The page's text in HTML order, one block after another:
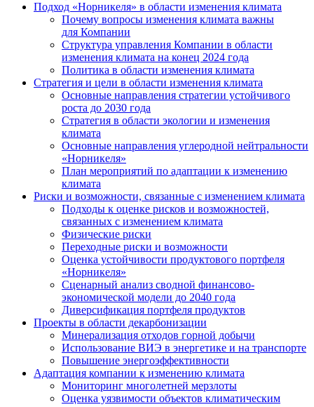
Подход «Норникеля» в области изменения климата
Почему вопросы изменения климата важны
для Компании
Структура управления Компании в области
изменения климата на конец 2024 года
Политика в области изменения климата
Стратегия и цели в области изменения климата
Основные направления стратегии устойчивого
роста до 2030 года
Стратегия в области экологии и изменения
климата
Основные направления углеродной нейтральности
«Норникеля»
План мероприятий по адаптации к изменению
климата
Риски и возможности, связанные с изменением климата
Подходы к оценке рисков и возможностей,
связанных с изменением климата
Физические риски
Переходные риски и возможности
Оценка устойчивости продуктового портфеля
«Норникеля»
Сценарный анализ сводной финансово-
экономической модели до 2040 года
Диверсификация портфеля продуктов
Проекты в области декарбонизации
Минерализация отходов горной добычи
Использование ВИЭ в энергетике и на транспорте
Повышение энергоэффективности
Адаптация компании к изменению климата
Мониторинг многолетней мерзлоты
Оценка уязвимости объектов климатическим